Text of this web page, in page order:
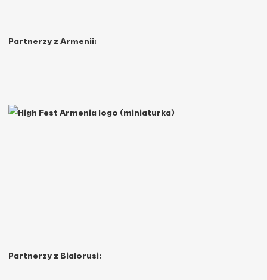
Partnerzy z Armenii:
Partnerzy z Białorusi: